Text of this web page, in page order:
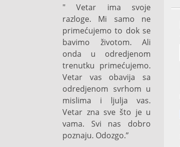
" Vetar ima svoje
razloge. Mi samo ne
primećujemo to dok se
bavimo životom. Ali
onda u odredjenom
trenutku primećujemo.
Vetar vas obavija sa
odredjenom svrhom u
mislima i ljulja vas.
Vetar zna sve što je u
vama. Svi nas dobro
poznaju. Odozgo.”